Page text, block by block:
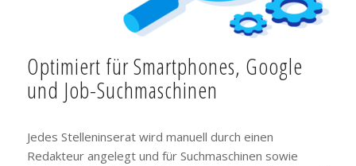
Optimiert für Smartphones, Google
und Job-Suchmaschinen
Jedes Stelleninserat wird manuell durch einen
Redakteur angelegt und für Suchmaschinen sowie